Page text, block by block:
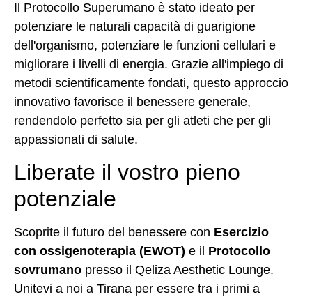
Il Protocollo Superumano è stato ideato per
potenziare le naturali capacità di guarigione
dell'organismo, potenziare le funzioni cellulari e
migliorare i livelli di energia. Grazie all'impiego di
metodi scientificamente fondati, questo approccio
innovativo favorisce il benessere generale,
rendendolo perfetto sia per gli atleti che per gli
appassionati di salute.
Liberate il vostro pieno
potenziale
Scoprite il futuro del benessere con Esercizio
con ossigenoterapia (EWOT) e il Protocollo
sovrumano presso il Qeliza Aesthetic Lounge.
Unitevi a noi a Tirana per essere tra i primi a